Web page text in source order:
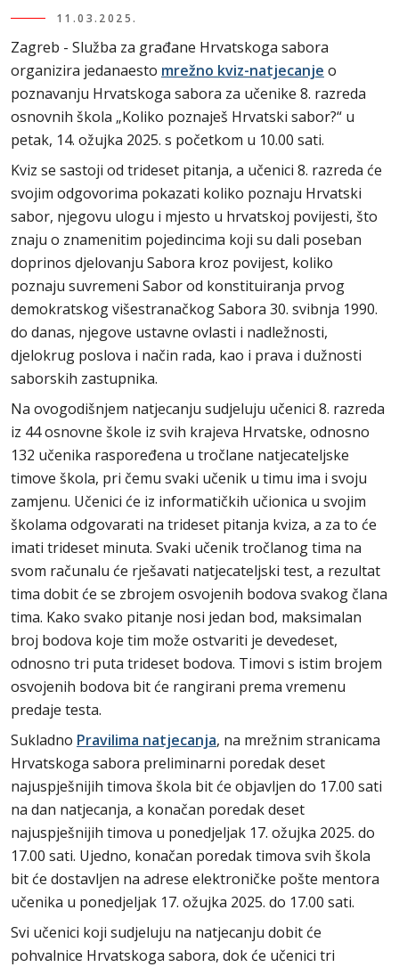
11.03.2025.
Zagreb - Služba za građane Hrvatskoga sabora
organizira jedanaesto mrežno kviz-natjecanje o
poznavanju Hrvatskoga sabora za učenike 8. razreda
osnovnih škola „Koliko poznaješ Hrvatski sabor?“ u
petak, 14. ožujka 2025. s početkom u 10.00 sati.
Kviz se sastoji od trideset pitanja, a učenici 8. razreda će
svojim odgovorima pokazati koliko poznaju Hrvatski
sabor, njegovu ulogu i mjesto u hrvatskoj povijesti, što
znaju o znamenitim pojedincima koji su dali poseban
doprinos djelovanju Sabora kroz povijest, koliko
poznaju suvremeni Sabor od konstituiranja prvog
demokratskog višestranačkog Sabora 30. svibnja 1990.
do danas, njegove ustavne ovlasti i nadležnosti,
djelokrug poslova i način rada, kao i prava i dužnosti
saborskih zastupnika.
Na ovogodišnjem natjecanju sudjeluju učenici 8. razreda
iz 44 osnovne škole iz svih krajeva Hrvatske, odnosno
132 učenika raspoređena u tročlane natjecateljske
timove škola, pri čemu svaki učenik u timu ima i svoju
zamjenu. Učenici će iz informatičkih učionica u svojim
školama odgovarati na trideset pitanja kviza, a za to će
imati trideset minuta. Svaki učenik tročlanog tima na
svom računalu će rješavati natjecateljski test, a rezultat
tima dobit će se zbrojem osvojenih bodova svakog člana
tima. Kako svako pitanje nosi jedan bod, maksimalan
broj bodova koje tim može ostvariti je devedeset,
odnosno tri puta trideset bodova. Timovi s istim brojem
osvojenih bodova bit će rangirani prema vremenu
predaje testa.
Sukladno Pravilima natjecanja, na mrežnim stranicama
Hrvatskoga sabora preliminarni poredak deset
najuspješnijih timova škola bit će objavljen do 17.00 sati
na dan natjecanja, a konačan poredak deset
najuspješnijih timova u ponedjeljak 17. ožujka 2025. do
17.00 sati. Ujedno, konačan poredak timova svih škola
bit će dostavljen na adrese elektroničke pošte mentora
učenika u ponedjeljak 17. ožujka 2025. do 17.00 sati.
Svi učenici koji sudjeluju na natjecanju dobit će
pohvalnice Hrvatskoga sabora, dok će učenici tri